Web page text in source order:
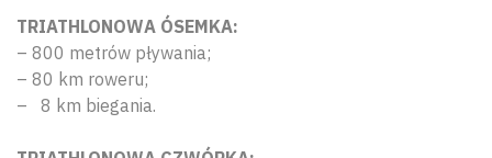
TRIATHLONOWA ÓSEMKA:
– 800 metrów pływania;
– 80 km roweru;
– 8 km biegania.